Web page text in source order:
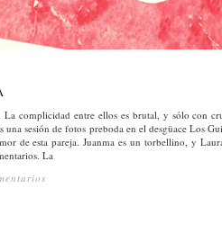
La complicidad entre ellos es brutal, y sólo con
sesión de fotos preboda en el desgüace Los
de esta pareja. Juanma es un torbellino, y
La